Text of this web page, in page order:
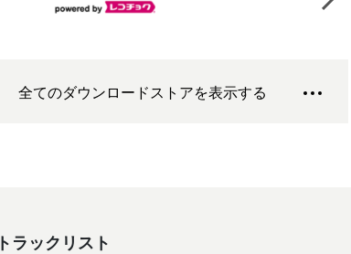
全てのダウンロードストアを表示する
トラックリスト